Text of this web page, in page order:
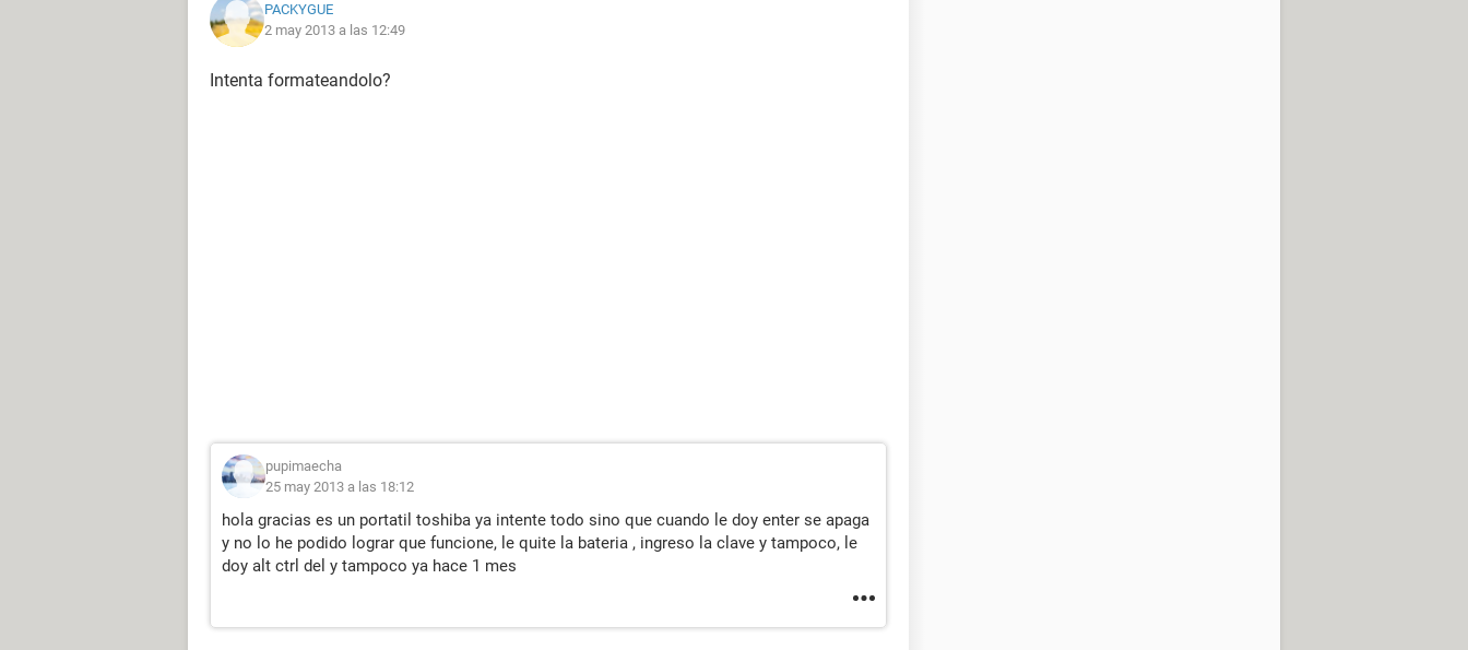
PACKYGUE
2 may 2013 a las 12:49
Intenta formateandolo?
pupimaecha
25 may 2013 a las 18:12
hola gracias es un portatil toshiba ya intente todo sino que cuando le doy enter se apaga
y no lo he podido lograr que funcione, le quite la bateria , ingreso la clave y tampoco, le
doy alt ctrl del y tampoco ya hace 1 mes